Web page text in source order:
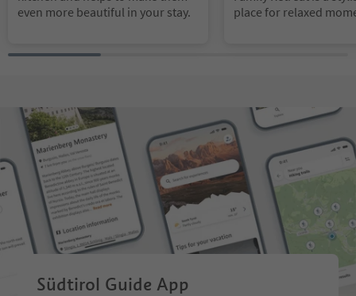
even more beautiful in your stay.
place for relaxed
comfortable
carefully selected
creative cocktails,
spirits, complemented
snacks, makes the
perfect spot to
active day or to enjoy
evening in pleasant
Südtirol Guide App